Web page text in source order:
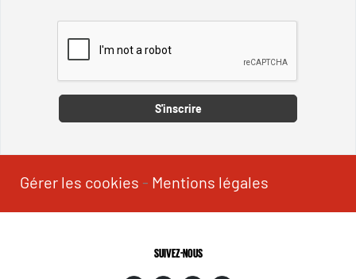
S'inscrire
Gérer les cookies - Mentions légales
SUIVEZ-NOUS